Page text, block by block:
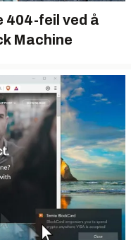
404-feil ved å
Machine